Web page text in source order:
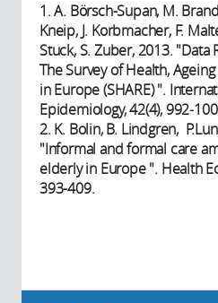
1. A. Börsch-Supan, M.
Kneip, J. Korbmacher, F.
Stuck, S. Zuber, 2013. "Data
The Survey of Health,
in Europe (SHARE) ".
Epidemiology, 42(4),
2. K. Bolin, B. Lindgren,
"Informal and formal care
elderly in Europe ". Health
393-409.